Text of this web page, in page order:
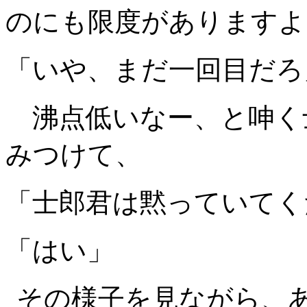
のにも限度があります
「いや、まだ一回目だ
沸点低いなー、と呻
みつけて、
「士郎君は黙っていて
「はい」
その様子を見ながら、